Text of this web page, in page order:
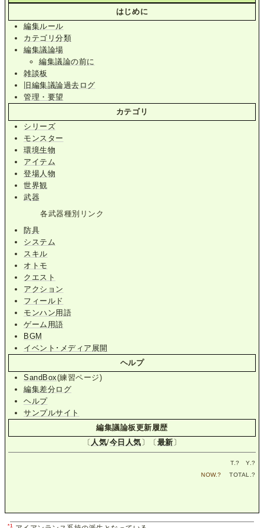
はじめに
編集ルール
カテゴリ分類
編集議論場
編集議論の前に
雑談板
旧編集議論過去ログ
管理・要望
カテゴリ
シリーズ
モンスター
環境生物
アイテム
登場人物
世界観
武器
各武器種別リンク
防具
システム
スキル
オトモ
クエスト
アクション
フィールド
モンハン用語
ゲーム用語
BGM
イベント･メディア展開
ヘルプ
SandBox(練習ページ)
編集差分ログ
ヘルプ
サンプルサイト
編集議論板更新履歴
〔 人気/今日人気〕〔最新〕
T.? Y.?
NOW.? TOTAL.?
*1